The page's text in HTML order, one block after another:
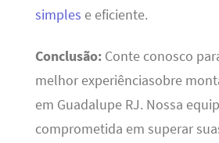
simples e eficiente.
Conclusão:Conte conosco
melhor experiênciasobre
em Guadalupe RJ. Nossa
comprometida em superar